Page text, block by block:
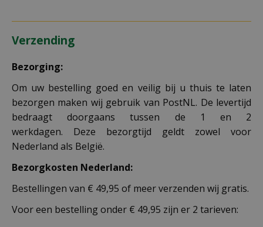
Verzending
Bezorging:
Om uw bestelling goed en veilig bij u thuis te laten
bezorgen maken wij gebruik van PostNL. De levertijd
bedraagt doorgaans tussen de 1 en 2
werkdagen. Deze bezorgtijd geldt zowel voor
Nederland als België.
Bezorgkosten Nederland:
Bestellingen van € 49,95 of meer verzenden wij gratis.
Voor een bestelling onder € 49,95 zijn er 2 tarieven: